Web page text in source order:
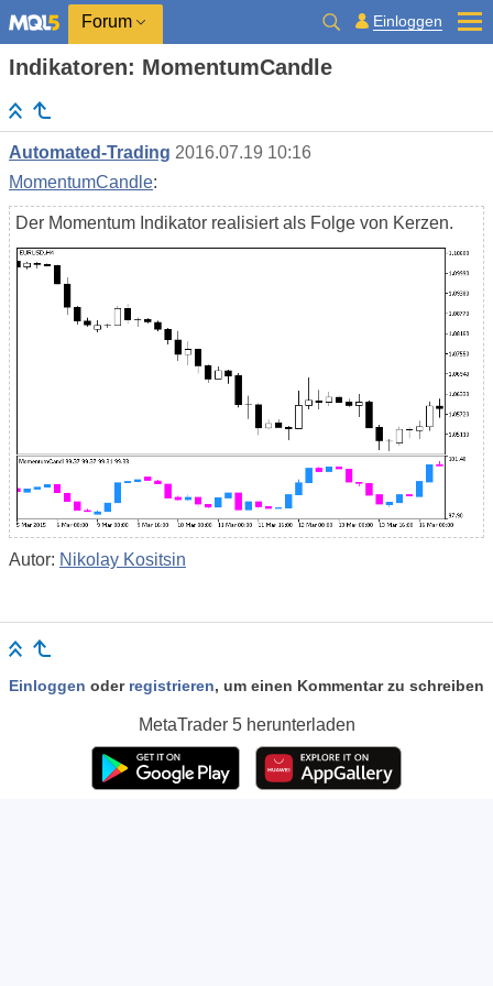
Forum Einloggen
Indikatoren: MomentumCandle
Automated-Trading 2016.07.19 10:16
MomentumCandle:
Der Momentum Indikator realisiert als Folge von Kerzen.
Autor: Nikolay Kositsin
Einloggen oder registrieren, um einen Kommentar zu schreiben
MetaTrader 5herunterladen